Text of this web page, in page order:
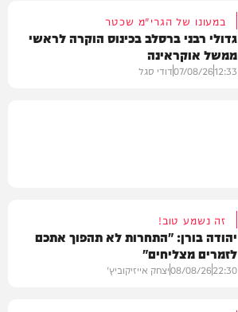
במעונו של הגרי"מ שכטר
גדולי רבני ברסלב בכינוס הוקרה לראשי
ממשל אוקראינה
12:33
07/08/26דודי סגל
זה נשמע טוב!
יהודה בורן: "התחרות לא תהפוך אתכם
לזמרים מצליחים"
22:30
08/08/26יצחק אייזיקוביץ'